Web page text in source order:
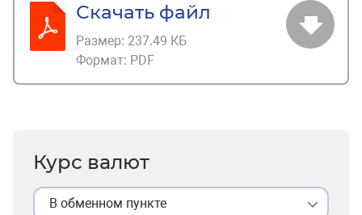
Скачать файл
Размер: 237.49 КБ
Формат: PDF
Курс валют
В обменном пункте